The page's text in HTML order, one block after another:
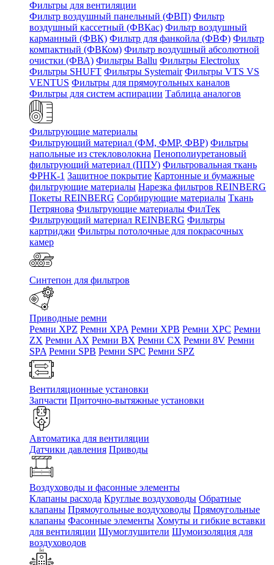
Фильтры для вентиляции
Фильтр воздушный панельный (ФВП) Фильтр
воздушный кассетный (ФВКас) Фильтр воздушный
карманный (ФВК) Фильтр для фанкойла (ФВФ) Фильтр
компактный (ФВКом) Фильтр воздушный абсолютной
очистки (ФВА) Фильтры Ballu Фильтры Electrolux
Фильтры SHUFT Фильтры Systemair Фильтры VTS VS
VENTUS Фильтры для прямоугольных каналов
Фильтры для систем аспирации Таблица аналогов
Фильтрующие материалы
Фильтрующий материал (ФМ, ФМР, ФВР) Фильтры
напольные из стекловолокна Пенополиуретановый
фильтрующий материал (ППУ) Фильтровальная ткань
ФРНК-1 Защитное покрытие Картонные и бумажные
фильтрующие материалы Нарезка фильтров REINBERG
Покеты REINBERG Сорбирующие материалы Ткань
Петрянова Фильтрующие материалы ФилТек
Фильтрующий материал REINBERG Фильтры
картриджи Фильтры потолочные для покрасочных
камер
Синтепон для фильтров
Приводные ремни
Ремни XPZ Ремни XPA Ремни XPB Ремни XPC Ремни
ZX Ремни AX Ремни BX Ремни CX Ремни 8V Ремни
SPA Ремни SPB Ремни SPC Ремни SPZ
Вентиляционные установки
Запчасти Приточно-вытяжные установки
Автоматика для вентиляции
Датчики давления Приводы
Воздуховоды и фасонные элементы
Клапаны расхода Круглые воздуховоды Обратные
клапаны Прямоугольные воздуховоды Прямоугольные
клапаны Фасонные элементы Хомуты и гибкие вставки
для вентиляции Шумоглушители Шумоизоляция для
воздуховодов